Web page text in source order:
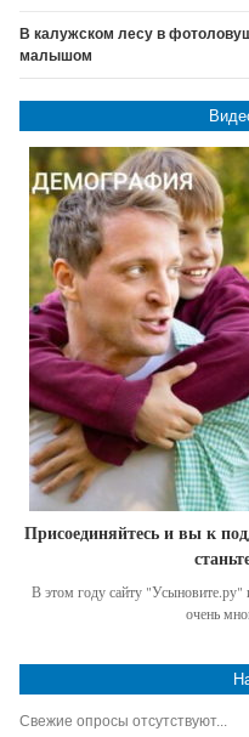
В калужском лесу в
малышом
Присоединяйтесь и вы к
В этом году сайту "Усыновите.ру"
очень
Свежие опросы отсутствуют...